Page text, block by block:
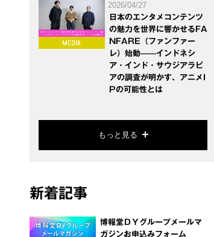
2026/04/27
日本のエンタメコンテンツ
の魅力を世界に響かせるFA
NFARE（ファンファー
レ）始動——インドネシ
ア・インド・サウジアラビ
アの調査が明かす、アニメI
Pの可能性とは
もっと見る
新着記事
博報堂ＤＹグループメールマ
ガジンお申込みフォーム